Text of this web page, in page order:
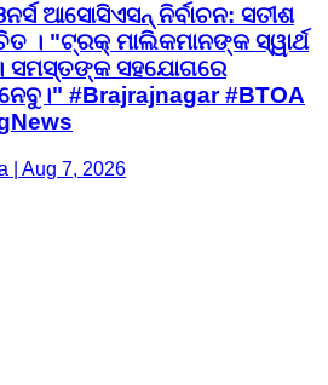
ଆସୋସିଏସନ୍ ନିର୍ବାଚନ: ସତୀଶ
। "ଟ୍ରକ୍ ମାଲିକମାନଙ୍କ ସ୍ୱାର୍ଥ
ସମସ୍ତଙ୍କ ସହଯୋଗରେ
#Brajrajnagar #BTOA
| Aug 7, 2026